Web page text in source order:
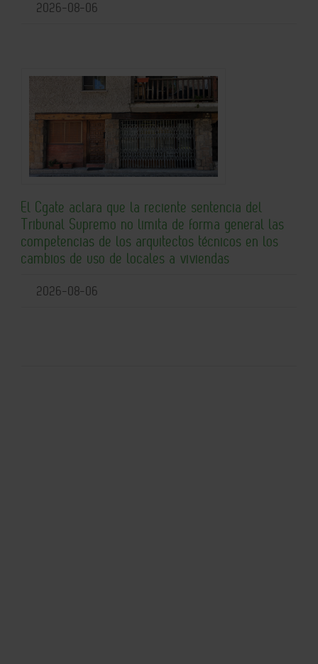
2026-08-06
El Cgate aclara que la reciente sentencia del
Tribunal Supremo no limita de forma general las
competencias de los arquitectos técnicos en los
cambios de uso de locales a viviendas
2026-08-06